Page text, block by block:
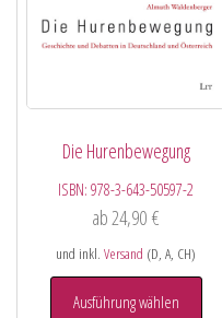
Die Hurenbewegung
ISBN:978-3-643-50597-2
ab 24,90€
und inkl.Versand (D, A, CH)
Ausführung wählen